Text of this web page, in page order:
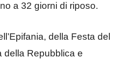
a 32 giorni di riposo.
della Festa del
della Repubblica e